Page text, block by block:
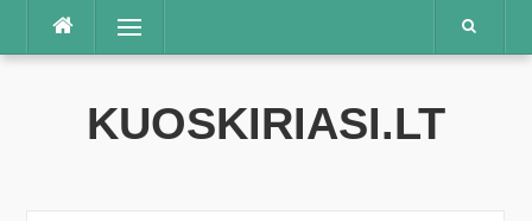
Praleisti
Meniu
KUOSKIRIASI.LT